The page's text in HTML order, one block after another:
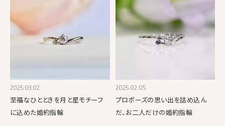
2025.03.02
至福なひとときを月と星モチーフ
に込めた婚約指輪
2025.02.05
プロポーズの思い出を詰め込ん
だ、お二人だけの婚約指輪